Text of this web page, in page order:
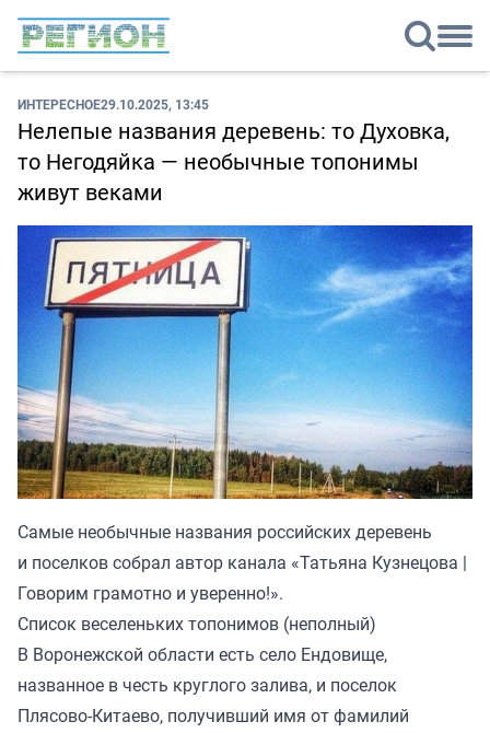
ИНТЕРЕСНОЕ29.10.2025, 13:45
Нелепые названия деревень: то Духовка,
то Негодяйка — необычные топонимы
живут веками
Самые необычные названия российских деревень
и поселков собрал автор канала «Татьяна Кузнецова |
Говорим грамотно и уверенно!».
Список веселеньких топонимов (неполный)
В Воронежской области есть село Ендовище,
названное в честь круглого залива, и поселок
Плясово-Китаево, получивший имя от фамилий